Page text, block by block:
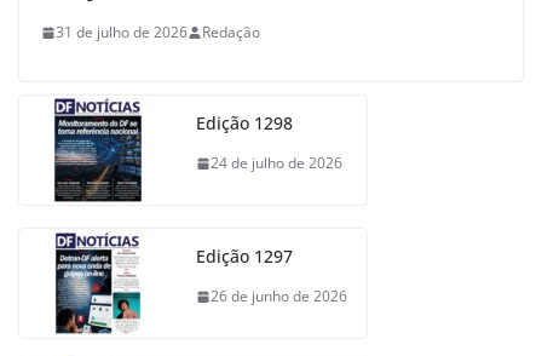
31 de julho de 2026 Redação
Edição 1298
24 de julho de 2026
Edição 1297
26 de junho de 2026